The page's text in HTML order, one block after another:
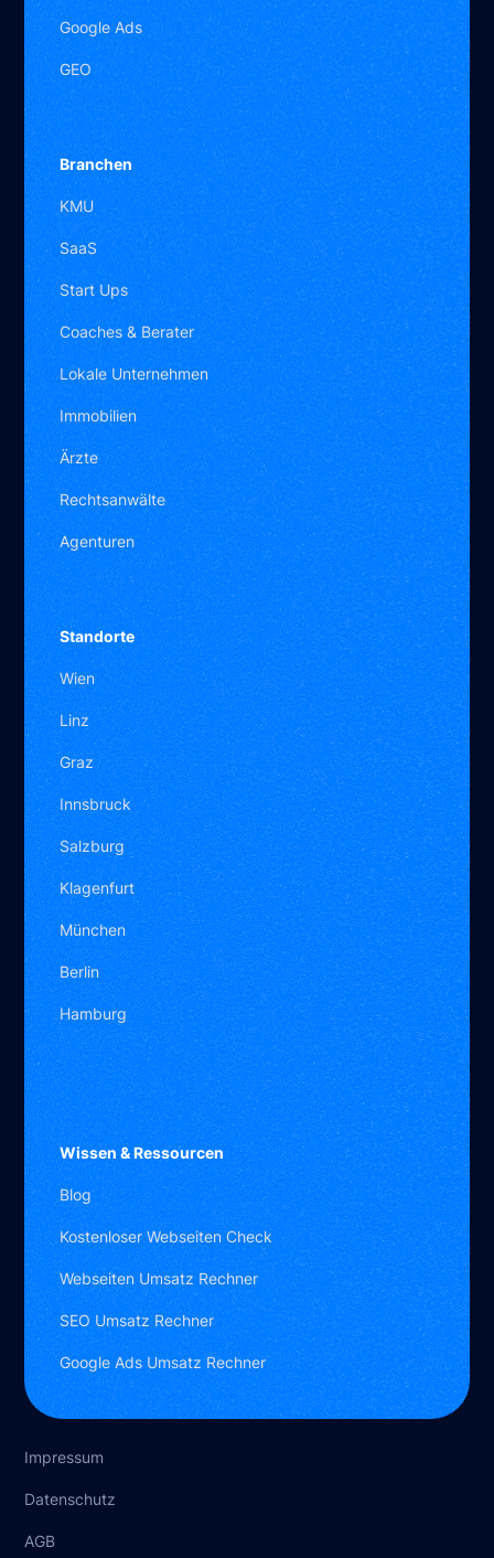
Google Ads
GEO
Branchen
KMU
SaaS
Start Ups
Coaches & Berater
Lokale Unternehmen
Immobilien
Ärzte
Rechtsanwälte
Agenturen
Standorte
Wien
Linz
Graz
Innsbruck
Salzburg
Klagenfurt
München
Berlin
Hamburg
Wissen & Ressourcen
Blog
Kostenloser Webseiten Check
Webseiten Umsatz Rechner
SEO Umsatz Rechner
Google Ads Umsatz Rechner
Impressum
Datenschutz
AGB
Benjamin Abramov
Gründer
Kostenloser Webseiten-
Check